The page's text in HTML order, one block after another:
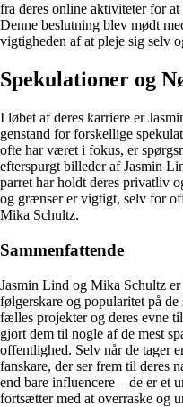
fra deres online aktiviteter for
Denne beslutning blev mødt
vigtigheden af at pleje sig selv
Spekulationer og
I løbet af deres karriere er
genstand for forskellige
ofte har været i fokus, er
efterspurgt billeder af Jasmin
parret har holdt deres privatliv
og grænser er vigtigt, selv for
Mika Schultz.
Sammenfattende
Jasmin Lind og Mika Schultz er
følgerskare og popularitet på de
fælles projekter og deres evne
gjort dem til nogle af de mest
offentlighed. Selv når de tager
fanskare, der ser frem til deres
end bare influencere – de er et
fortsætter med at overraske og